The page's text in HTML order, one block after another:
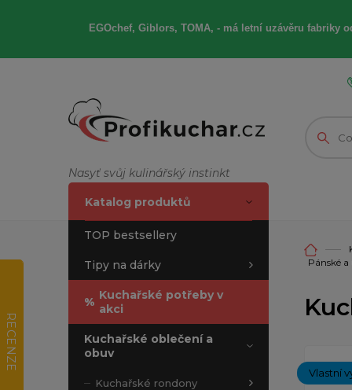
EGOchef, Giblors, TOMA, -má letní uzávěru fabriky
Nasyť svůj kulinářský instinkt
Katalog produktů
TOP bestsellery
Tipy na dárky
% Kuchařské potřeby v
akci
Kuchařské oblečení a
obuv
Kuchařské rondony
Pánské
Vlastní
RECENZE